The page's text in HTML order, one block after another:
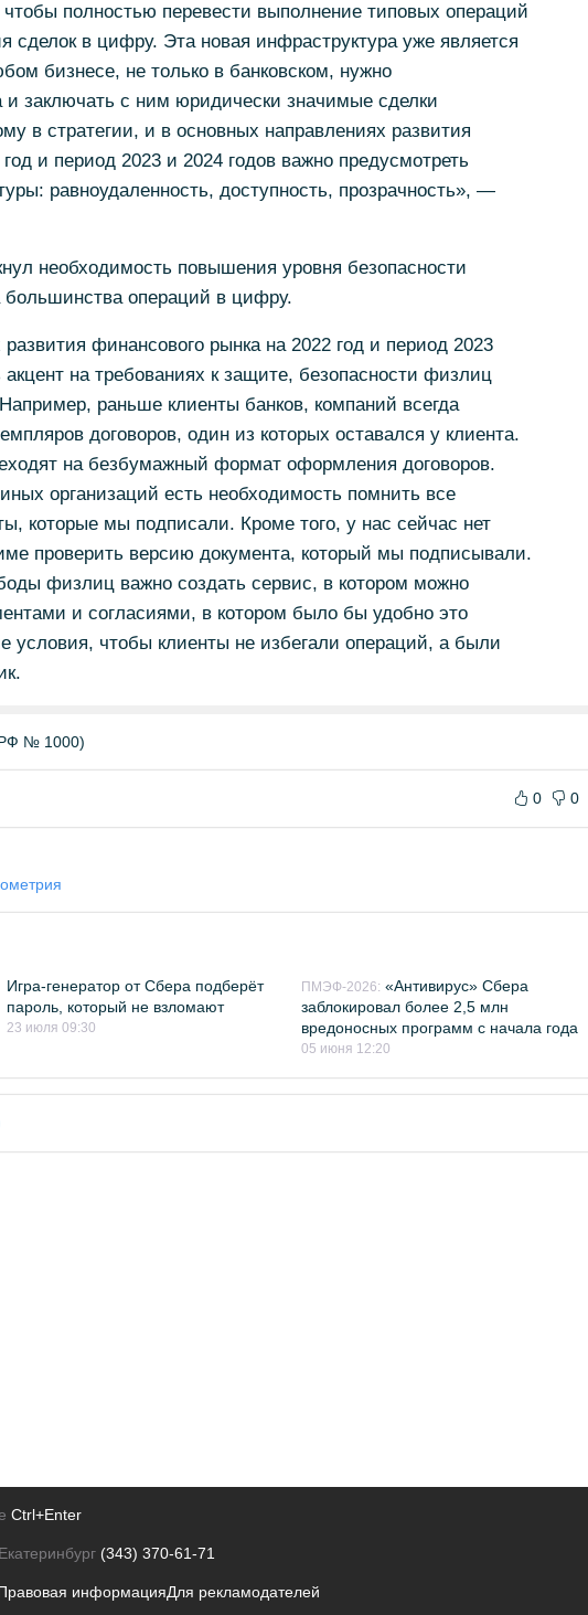
чтобы полностью перевести выполнение типовых операций
сделок в цифру. Эта новая инфраструктура уже является
бизнесе, не только в банковском, нужно
и заключать с ним юридически значимые сделки
в стратегии, и в основных направлениях развития
и период 2023 и 2024 годов важно предусмотреть
равноудаленность, доступность, прозрачность», —
необходимость повышения уровня безопасности
большинства операций в цифру.
финансового рынка на 2022 год и период 2023
на требованиях к защите, безопасности физлиц
раньше клиенты банков, компаний всегда
договоров, один из которых оставался у клиента.
на безбумажный формат оформления договоров.
организаций есть необходимость помнить все
которые мы подписали. Кроме того, у нас сейчас нет
проверить версию документа, который мы подписывали.
физлиц важно создать сервис, в котором можно
и согласиями, в котором было бы удобно это
условия, чтобы клиенты не избегали операций, а были
№ 1000)
0 0
Игра-генератор от Сбера подберёт
пароль, который не взломают
23 июля 09:30
ПМЭФ-2026: «Антивирус» Сбера
заблокировал более 2,5 млн
вредоносных программ с начала года
05 июня 12:20
Ctrl+Enter
(343) 370-61-71
информацияДля рекламодателей